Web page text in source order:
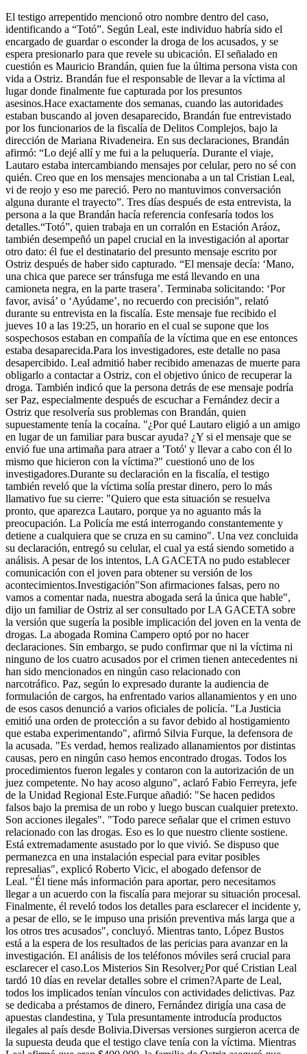
El testigo arrepentido mencionó otro nombre dentro del caso,
identificando a “Totó”. Según Leal, este individuo habría sido el
encargado de guardar o esconder la droga de los acusados, y se
espera presionarlo para que revele su ubicación. El señalado en
cuestión es Mauricio Brandán, quien fue la última persona vista con
vida a Ostriz. Brandán fue el responsable de llevar a la víctima al
lugar donde finalmente fue capturada por los presuntos
asesinos.Hace exactamente dos semanas, cuando las autoridades
estaban buscando al joven desaparecido, Brandán fue entrevistado
por los funcionarios de la fiscalía de Delitos Complejos, bajo la
dirección de Mariana Rivadeneira. En sus declaraciones, Brandán
afirmó: “Lo dejé allí y me fui a la peluquería. Durante el viaje,
Lautaro estaba intercambiando mensajes por celular, pero no sé con
quién. Creo que en los mensajes mencionaba a un tal Cristian Leal,
vi de reojo y eso me pareció. Pero no mantuvimos conversación
alguna durante el trayecto”. Tres días después de esta entrevista, la
persona a la que Brandán hacía referencia confesaría todos los
detalles.“Totó”, quien trabaja en un corralón en Estación Aráoz,
también desempeñó un papel crucial en la investigación al aportar
otro dato: él fue el destinatario del presunto mensaje escrito por
Ostriz después de haber sido capturado. “El mensaje decía: ‘Mano,
una chica que parece ser tránsfuga me está llevando en una
camioneta negra, en la parte trasera’. Terminaba solicitando: ‘Por
favor, avisá’ o ‘Ayúdame’, no recuerdo con precisión”, relató
durante su entrevista en la fiscalía. Este mensaje fue recibido el
jueves 10 a las 19:25, un horario en el cual se supone que los
sospechosos estaban en compañía de la víctima que en ese entonces
estaba desaparecida.Para los investigadores, este detalle no pasa
desapercibido. Leal admitió haber recibido amenazas de muerte para
obligarlo a contactar a Ostriz, con el objetivo único de recuperar la
droga. También indicó que la persona detrás de ese mensaje podría
ser Paz, especialmente después de escuchar a Fernández decir a
Ostriz que resolvería sus problemas con Brandán, quien
supuestamente tenía la cocaína. "¿Por qué Lautaro eligió a un amigo
en lugar de un familiar para buscar ayuda? ¿Y si el mensaje que se
envió fue una artimaña para atraer a 'Totó' y llevar a cabo con él lo
mismo que hicieron con la víctima?" cuestionó uno de los
investigadores.Durante su declaración en la fiscalía, el testigo
también reveló que la víctima solía prestar dinero, pero lo más
llamativo fue su cierre: "Quiero que esta situación se resuelva
pronto, que aparezca Lautaro, porque ya no aguanto más la
preocupación. La Policía me está interrogando constantemente y
detiene a cualquiera que se cruza en su camino". Una vez concluida
su declaración, entregó su celular, el cual ya está siendo sometido a
análisis. A pesar de los intentos, LA GACETA no pudo establecer
comunicación con el joven para obtener su versión de los
acontecimientos.Investigación"Son afirmaciones falsas, pero no
vamos a comentar nada, nuestra abogada será la única que hable",
dijo un familiar de Ostriz al ser consultado por LA GACETA sobre
la versión que sugería la posible implicación del joven en la venta de
drogas. La abogada Romina Campero optó por no hacer
declaraciones. Sin embargo, se pudo confirmar que ni la víctima ni
ninguno de los cuatro acusados por el crimen tienen antecedentes ni
han sido mencionados en ningún caso relacionado con
narcotráfico. Paz, según lo expresado durante la audiencia de
formulación de cargos, ha enfrentado varios allanamientos y en uno
de esos casos denunció a varios oficiales de policía. "La Justicia
emitió una orden de protección a su favor debido al hostigamiento
que estaba experimentando", afirmó Silvia Furque, la defensora de
la acusada. "Es verdad, hemos realizado allanamientos por distintas
causas, pero en ningún caso hemos encontrado drogas. Todos los
procedimientos fueron legales y contaron con la autorización de un
juez competente. No hay acoso alguno", aclaró Fabio Ferreyra, jefe
de la Unidad Regional Este.Furque añadió: "Se hacen pedidos
falsos bajo la premisa de un robo y luego buscan cualquier pretexto.
Son acciones ilegales". "Todo parece señalar que el crimen estuvo
relacionado con las drogas. Eso es lo que nuestro cliente sostiene.
Está extremadamente asustado por lo que vivió. Se dispuso que
permanezca en una instalación especial para evitar posibles
represalias", explicó Roberto Vicic, el abogado defensor de
Leal. "Él tiene más información para aportar, pero necesitamos
llegar a un acuerdo con la fiscalía para mejorar su situación procesal.
Finalmente, él reveló todos los detalles para esclarecer el incidente y,
a pesar de ello, se le impuso una prisión preventiva más larga que a
los otros tres acusados", concluyó. Mientras tanto, López Bustos
está a la espera de los resultados de las pericias para avanzar en la
investigación. El análisis de los teléfonos móviles será crucial para
esclarecer el caso.Los Misterios Sin Resolver¿Por qué Cristian Leal
tardó 10 días en revelar detalles sobre el crimen?Aparte de Leal,
todos los implicados tenían vínculos con actividades delictivas. Paz
se dedicaba a préstamos de dinero, Fernández dirigía una casa de
apuestas clandestina, y Tula presuntamente introducía productos
ilegales al país desde Bolivia.Diversas versiones surgieron acerca de
la supuesta deuda que el testigo clave tenía con la víctima. Mientras